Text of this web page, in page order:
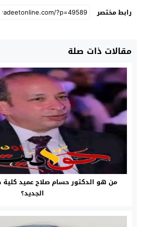
رابط مختصر
مقالات ذات صلة
من هو الدكتور حسام صلاح عميد
الجديد؟